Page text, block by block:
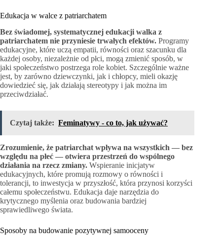
Edukacja w walce z patriarchatem
Bez świadomej, systematycznej edukacji walka z
patriarchatem nie przyniesie trwałych efektów. Programy
edukacyjne, które uczą empatii, równości oraz szacunku dla
każdej osoby, niezależnie od płci, mogą zmienić sposób, w
jaki społeczeństwo postrzega role kobiet. Szczególnie ważne
jest, by zarówno dziewczynki, jak i chłopcy, mieli okazję
dowiedzieć się, jak działają stereotypy i jak można im
przeciwdziałać.
Czytaj także: Feminatywy - co to, jak używać?
Zrozumienie, że patriarchat wpływa na wszystkich — bez
względu na płeć — otwiera przestrzeń do wspólnego
działania na rzecz zmiany. Wspieranie inicjatyw
edukacyjnych, które promują rozmowy o równości i
tolerancji, to inwestycja w przyszłość, która przynosi korzyści
całemu społeczeństwu. Edukacja daje narzędzia do
krytycznego myślenia oraz budowania bardziej
sprawiedliwego świata.
Sposoby na budowanie pozytywnej samooceny